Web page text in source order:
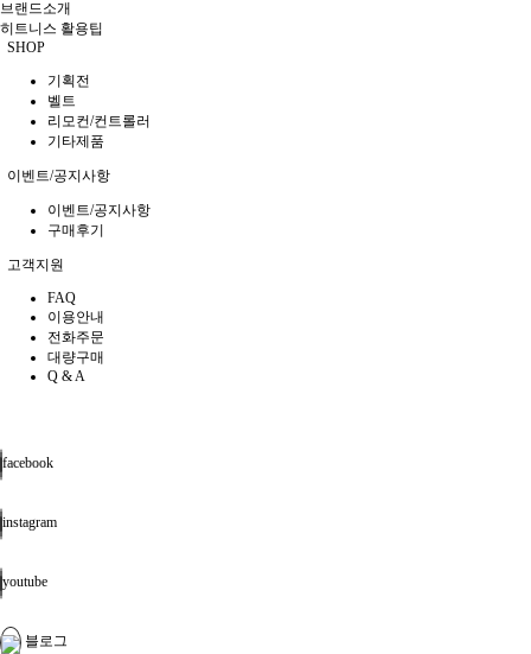
브랜드소개
히트니스 활용팁
SHOP
기획전
벨트
리모컨/컨트롤러
기타제품
이벤트/공지사항
이벤트/공지사항
구매후기
고객지원
FAQ
이용안내
전화주문
대량구매
Q & A
facebook
instagram
youtube
블로그